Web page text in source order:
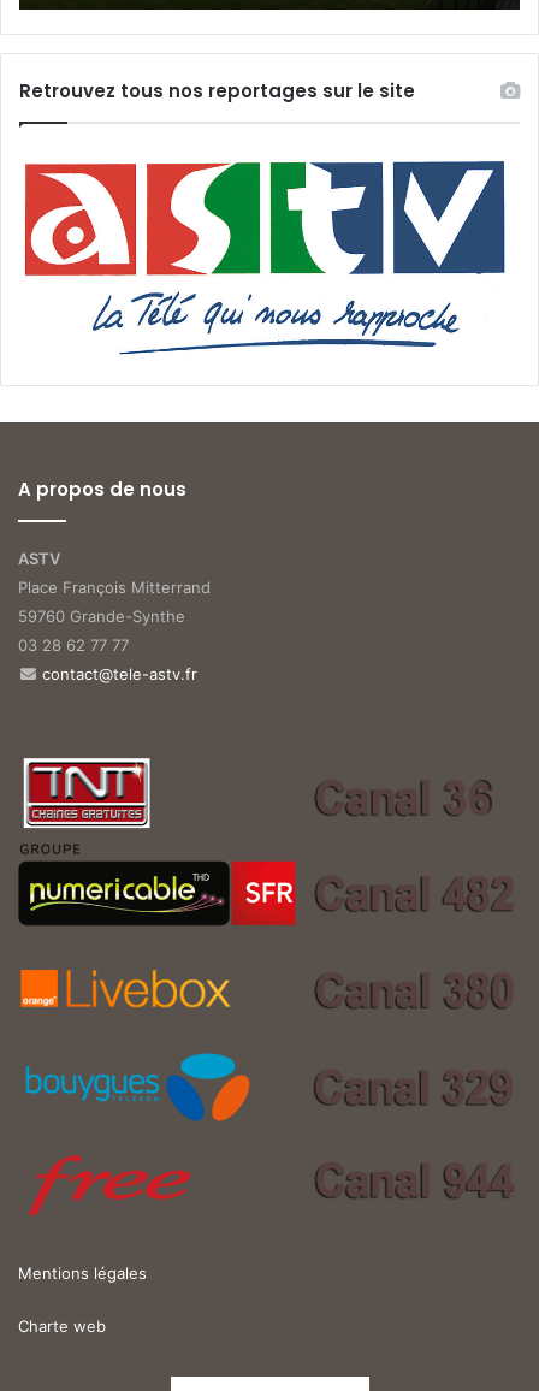
Retrouvez tous nos reportages sur le site
A propos de nous
ASTV
Place François Mitterrand
59760 Grande-Synthe
03 28 62 77 77
contact@tele-astv.fr
Mentions légales
Charte web